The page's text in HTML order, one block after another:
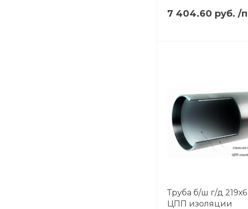
7 404.60 руб. /
Труба б/ш г/д 219х6
ЦПП изоляции